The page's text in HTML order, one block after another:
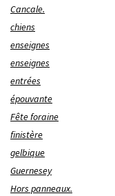
Cancale.
chiens
enseignes
enseignes
entrées
épouvante
Fête foraine
finistère
gelbique
Guernesey
Hors panneaux.